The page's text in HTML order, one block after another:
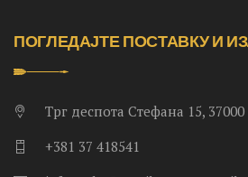
ПОГЛЕДАЈТЕ ПОСТАВКУ И
Трг деспота Стефана 15,
+381 37 418541